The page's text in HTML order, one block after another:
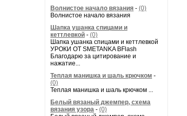
Волнистое начало вязания - (0)
Волнистое начало вязания
Шапка ушанка спицами и
кеттлевкой - (0)
Шапка ушанка спицами и кеттлевкой
УРОКИ ОТ SMETANKA BFlash
Благодарю за цитирование и
нажатие...
Теплая манишка и шаль крючком -
(0)
Теплая манишка и шаль крючком ...
Белый вязаный джемпер, схема
вязания узора - (0)